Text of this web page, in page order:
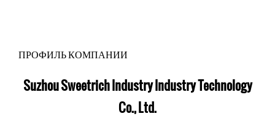
ПРОФИЛЬ КОМПАНИИ
Suzhou Sweetrich Industry Industry Technology
Co., Ltd.